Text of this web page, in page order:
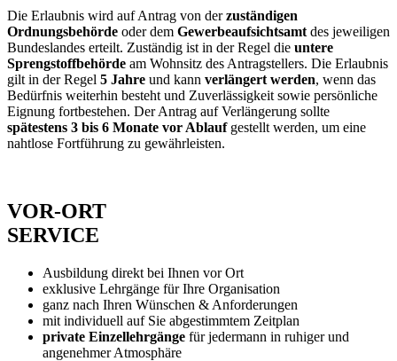
Die Erlaubnis wird auf Antrag von derzuständigen
Ordnungsbehörde oder dem Gewerbeaufsichtsamt des jeweiligen
Bundeslandes erteilt. Zuständig ist in der Regel die untere
Sprengstoffbehörde am Wohnsitz des Antragstellers. Die Erlaubnis
gilt in der Regel 5 Jahre und kann verlängert werden, wenn das
Bedürfnis weiterhin besteht und Zuverlässigkeit sowie persönliche
Eignung fortbestehen. Der Antrag auf Verlängerung sollte
spätestens 3 bis 6 Monate vor Ablaufgestellt werden, um eine
nahtlose Fortführung zu gewährleisten.
VOR-ORT
SERVICE
Ausbildung direkt bei Ihnen vor Ort
exklusive Lehrgänge für Ihre Organisation
ganz nach Ihren Wünschen & Anforderungen
mit individuell auf Sie abgestimmtem Zeitplan
private Einzellehrgänge für jedermann in ruhiger und
angenehmer Atmosphäre